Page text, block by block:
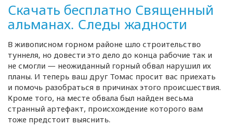
Скачать бесплатно Священный
альманах. Следы жадности
В живописном горном районе шло строительство
туннеля, но довести это дело до конца рабочие так и
не смогли — неожиданный горный обвал нарушил их
планы. И теперь ваш друг Томас просит вас приехать
и помочь разобраться в причинах этого происшествия.
Кроме того, на месте обвала был найден весьма
странный артефакт, происхождение которого вам
тоже предстоит выяснить.